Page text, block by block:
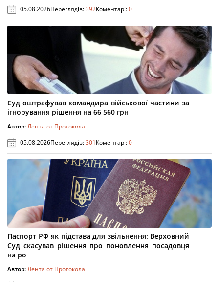
05.08.2026Переглядів:392Коментарі:0
Суд оштрафував командира військової частини за
ігнорування рішення на 66 560 грн
Автор:Лента от Протокола
05.08.2026Переглядів:301Коментарі:0
Паспорт РФ як підстава для звільнення: Верховний
Суд скасував рішення про поновлення посадовця
на ро
Автор:Лента от Протокола